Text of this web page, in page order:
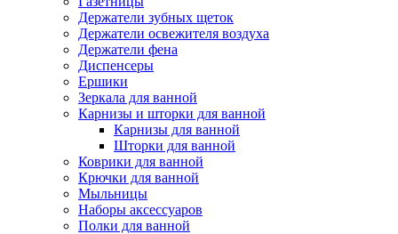
Держатели зубных щеток
Держатели освежителя воздуха
Держатели фена
Диспенсеры
Ершики
Зеркала для ванной
Карнизы и шторки для ванной
Карнизы для ванной
Шторки для ванной
Коврики для ванной
Крючки для ванной
Мыльницы
Наборы аксессуаров
Полки для ванной